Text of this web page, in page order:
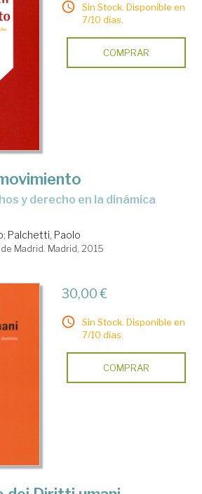
Sin Stock. Disponible en
7/10 días.
COMPRAR
; Palchetti, Paolo
Madrid. Madrid, 2015
30,00 €
Sin Stock. Disponible en
7/10 días.
COMPRAR